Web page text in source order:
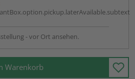
- vor Ort ansehen.
Warenkorb